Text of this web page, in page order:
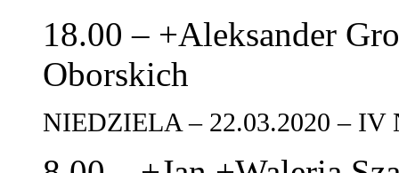
18.00 – +Aleksander
Oborskich
NIEDZIELA – 22.03.2020 –